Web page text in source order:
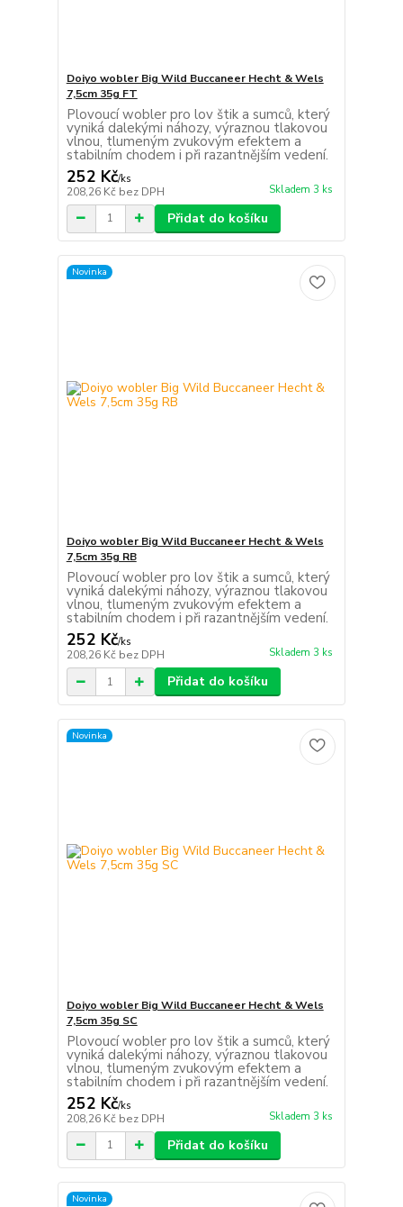
Doiyo wobler Big Wild Buccaneer Hecht & Wels
7,5cm 35g FT
Plovoucí wobler pro lov štik a sumců, který
vyniká dalekými náhozy, výraznou tlakovou
vlnou, tlumeným zvukovým efektem a
stabilním chodem i při razantnějším vedení.
252 Kč/ks
208,26 Kč bez DPH Skladem 3 ks
Přidat do košíku
Novinka
Doiyo wobler Big Wild Buccaneer Hecht & Wels
7,5cm 35g RB
Plovoucí wobler pro lov štik a sumců, který
vyniká dalekými náhozy, výraznou tlakovou
vlnou, tlumeným zvukovým efektem a
stabilním chodem i při razantnějším vedení.
252 Kč/ks
208,26 Kč bez DPH Skladem 3 ks
Přidat do košíku
Novinka
Doiyo wobler Big Wild Buccaneer Hecht & Wels
7,5cm 35g SC
Plovoucí wobler pro lov štik a sumců, který
vyniká dalekými náhozy, výraznou tlakovou
vlnou, tlumeným zvukovým efektem a
stabilním chodem i při razantnějším vedení.
252 Kč/ks
208,26 Kč bez DPH Skladem 3 ks
Přidat do košíku
Novinka